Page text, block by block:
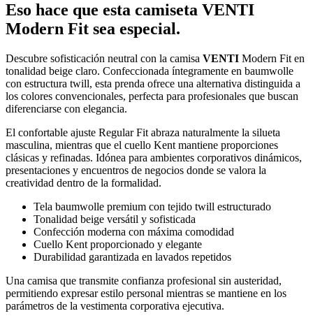
Eso hace que esta camiseta VENTI
Modern Fit sea especial.
Descubre sofisticación neutral con la camisa VENTI Modern Fit en
tonalidad beige claro. Confeccionada íntegramente en baumwolle
con estructura twill, esta prenda ofrece una alternativa distinguida a
los colores convencionales, perfecta para profesionales que buscan
diferenciarse con elegancia.
El confortable ajuste Regular Fit abraza naturalmente la silueta
masculina, mientras que el cuello Kent mantiene proporciones
clásicas y refinadas. Idónea para ambientes corporativos dinámicos,
presentaciones y encuentros de negocios donde se valora la
creatividad dentro de la formalidad.
Tela baumwolle premium con tejido twill estructurado
Tonalidad beige versátil y sofisticada
Confección moderna con máxima comodidad
Cuello Kent proporcionado y elegante
Durabilidad garantizada en lavados repetidos
Una camisa que transmite confianza profesional sin austeridad,
permitiendo expresar estilo personal mientras se mantiene en los
parámetros de la vestimenta corporativa ejecutiva.